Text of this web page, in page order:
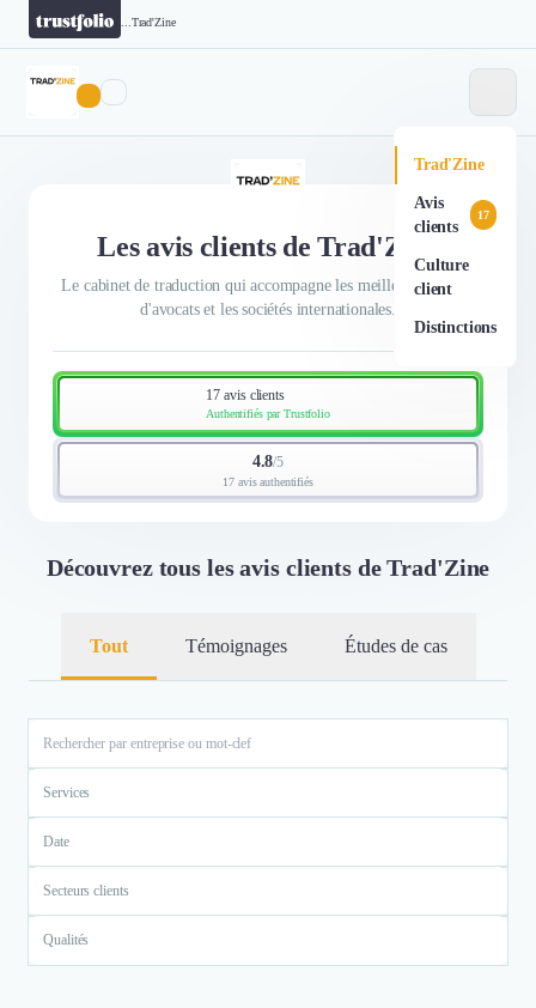
Trad'Zine
Trad'Zine
Avis
clients
17
Culture
client
Distinctions
Les avis clients de Trad'Zine
Le cabinet de traduction qui accompagne les meilleurs cabinets
d'avocats et les sociétés internationales.
17 avis clients
Authentifiés par Trustfolio
4.8/5
17 avis authentifiés
Découvrez tous les avis clients de Trad'Zine
Tout Témoignages Études de cas
Services
Date
Secteurs clients
Qualités